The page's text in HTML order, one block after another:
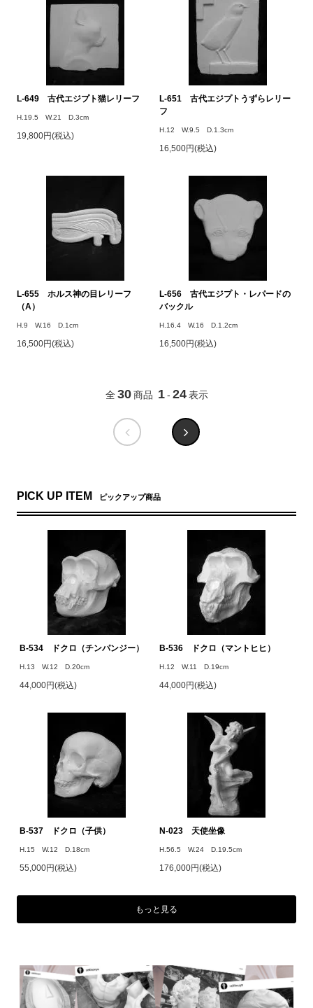
L-649 古代エジプト猫レリーフ
H.19.5 W.21 D.3cm
19,800円(税込)
L-651 古代エジプトうずらレリー
フ
H.12 W.9.5 D.1.3cm
16,500円(税込)
L-655 ホルス神の目レリーフ
（A）
H.9 W.16 D.1cm
16,500円(税込)
L-656 古代エジプト・レパードの
バックル
H.16.4 W.16 D.1.2cm
16,500円(税込)
全 30 商品 1 - 24 表示
PICK UP ITEM ピックアップ商品
B-534 ドクロ（チンパンジー）
H.13 W.12 D.20cm
44,000円(税込)
B-536 ドクロ（マントヒヒ）
H.12 W.11 D.19cm
44,000円(税込)
B-537 ドクロ（子供）
H.15 W.12 D.18cm
55,000円(税込)
N-023 天使坐像
H.56.5 W.24 D.19.5cm
176,000円(税込)
もっと見る